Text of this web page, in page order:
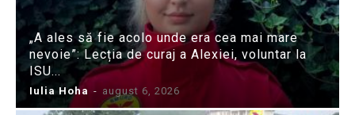
„A ales să fie acolo unde era cea mai mare
nevoie”: Lecția de curaj a Alexiei, voluntar la
ISU...
Iulia Hoha - august 6, 2026